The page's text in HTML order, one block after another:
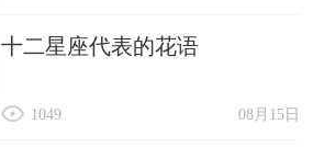
十二星座代表的花语
08月15日
1049